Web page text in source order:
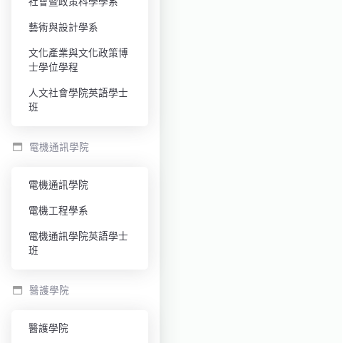
藝術與設計學系
文化產業與文化政策博
士學位學程
人文社會學院英語學士
班
電機通訊學院
電機通訊學院
電機工程學系
電機通訊學院英語學士
班
醫護學院
醫護學院